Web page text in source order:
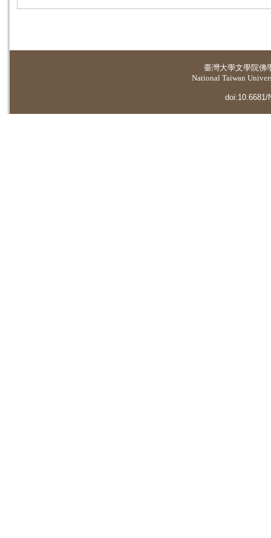
臺灣大學文學院佛
National Taiwan
doi:10.6681/